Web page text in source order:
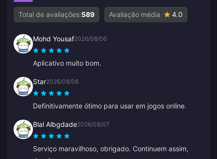
Total de avaliações:589 Avaliação média 4.0
Mohd Yousaf2026/08/06
Aplicativo muito bom.
Star2026/08/06
Definitivamente ótimo para usar em jogos online.
Blal Albgdade2026/08/07
Serviço maravilhoso, obrigado. Continuem assim,